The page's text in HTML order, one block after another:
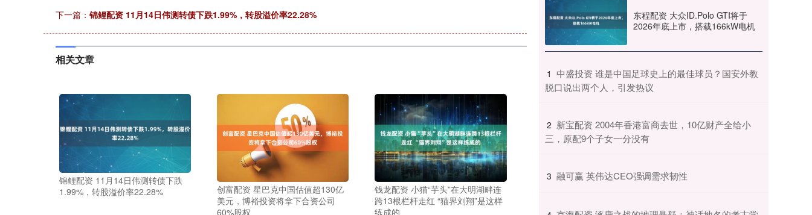
下一篇： 锦鲤配资 11月14日伟测转债下跌1.99%，转股溢价率22.28%
相关文章
锦鲤配资 11月14日伟测转债下跌
1.99%，转股溢价率22.28%
创富配资 星巴克中国估值超130亿
美元，博裕投资将拿下合资公司
60%股权
钱龙配资 小猫“芋头”在大明湖畔连
跨13根栏杆走红 “猫界刘翔”是这样
练成的
东程配资 大众ID.Polo GTI将于
2026年底上市，搭载166kW电机
1 ​中盛投资 谁是中国足球史上的最佳球员？国安外教
脱口说出两个人，引发热议
2 ​新宝配资 2004年香港富商去世，10亿财产全给小
三，原配9个子女一分没有
3 ​融可赢 英伟达CEO强调需求韧性